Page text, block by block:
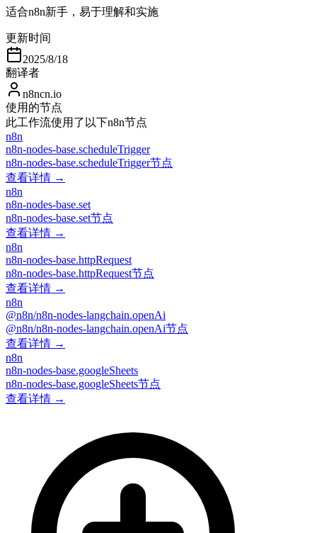
适合n8n新手，易于理解和实施
更新时间
2025/8/18
翻译者
n8ncn.io
使用的节点
此工作流使用了以下n8n节点
n8n
n8n-nodes-base.scheduleTrigger
n8n-nodes-base.scheduleTrigger节点
查看详情 →
n8n
n8n-nodes-base.set
n8n-nodes-base.set节点
查看详情 →
n8n
n8n-nodes-base.httpRequest
n8n-nodes-base.httpRequest节点
查看详情 →
n8n
@n8n/n8n-nodes-langchain.openAi
@n8n/n8n-nodes-langchain.openAi节点
查看详情 →
n8n
n8n-nodes-base.googleSheets
n8n-nodes-base.googleSheets节点
查看详情 →